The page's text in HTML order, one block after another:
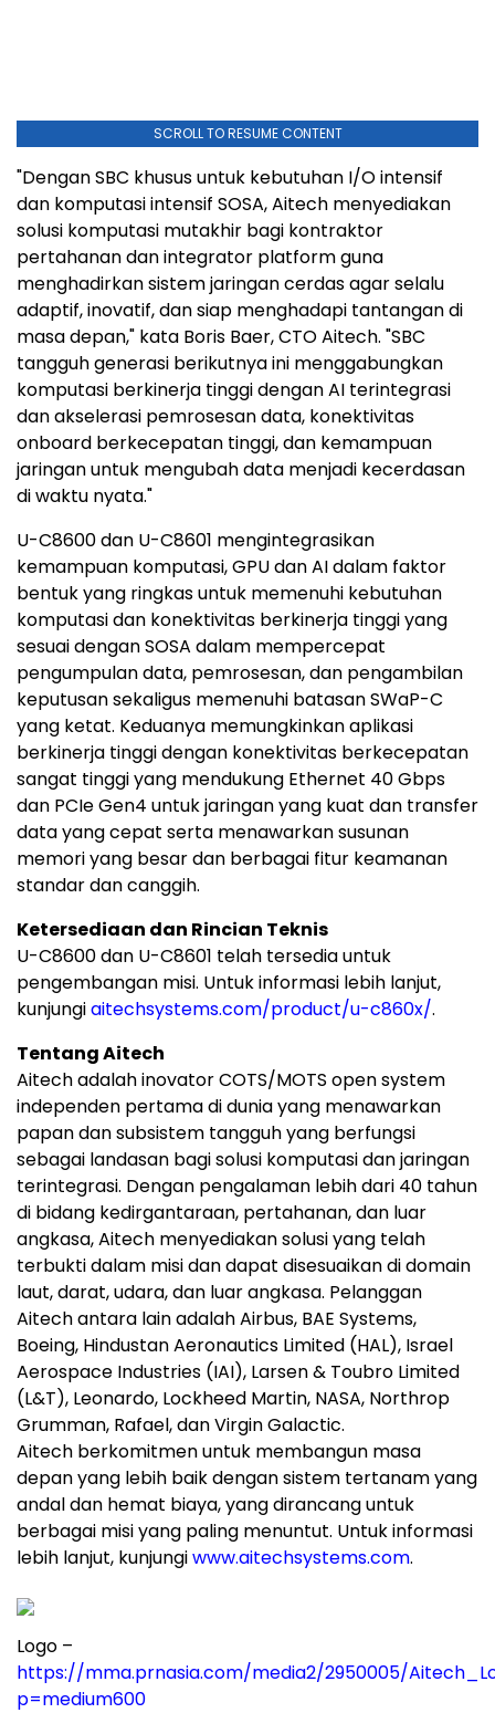
SCROLL TO RESUME CONTENT
"Dengan SBC khusus untuk kebutuhan I/O intensif
dan komputasi intensif SOSA, Aitech menyediakan
solusi komputasi mutakhir bagi kontraktor
pertahanan dan integrator platform guna
menghadirkan sistem jaringan cerdas agar selalu
adaptif, inovatif, dan siap menghadapi tantangan di
masa depan," kata Boris Baer, CTO Aitech. "SBC
tangguh generasi berikutnya ini menggabungkan
komputasi berkinerja tinggi dengan AI terintegrasi
dan akselerasi pemrosesan data, konektivitas
onboard berkecepatan tinggi, dan kemampuan
jaringan untuk mengubah data menjadi kecerdasan
di waktu nyata."
U-C8600 dan U-C8601 mengintegrasikan
kemampuan komputasi, GPU dan AI dalam faktor
bentuk yang ringkas untuk memenuhi kebutuhan
komputasi dan konektivitas berkinerja tinggi yang
sesuai dengan SOSA dalam mempercepat
pengumpulan data, pemrosesan, dan pengambilan
keputusan sekaligus memenuhi batasan SWaP-C
yang ketat. Keduanya memungkinkan aplikasi
berkinerja tinggi dengan konektivitas berkecepatan
sangat tinggi yang mendukung Ethernet 40 Gbps
dan PCIe Gen4 untuk jaringan yang kuat dan transfer
data yang cepat serta menawarkan susunan
memori yang besar dan berbagai fitur keamanan
standar dan canggih.
Ketersediaan dan Rincian Teknis
U-C8600 dan U-C8601 telah tersedia untuk
pengembangan misi. Untuk informasi lebih lanjut,
kunjungiaitechsystems.com/product/u-c860x/.
Tentang Aitech
Aitech adalah inovator COTS/MOTS open system
independen pertama di dunia yang menawarkan
papan dan subsistem tangguh yang berfungsi
sebagai landasan bagi solusi komputasi dan jaringan
terintegrasi. Dengan pengalaman lebih dari 40 tahun
di bidang kedirgantaraan, pertahanan, dan luar
angkasa, Aitech menyediakan solusi yang telah
terbukti dalam misi dan dapat disesuaikan di domain
laut, darat, udara, dan luar angkasa. Pelanggan
Aitech antara lain adalah Airbus, BAE Systems,
Boeing, Hindustan Aeronautics Limited (HAL), Israel
Aerospace Industries (IAI), Larsen & Toubro Limited
(L&T), Leonardo, Lockheed Martin, NASA, Northrop
Grumman, Rafael, dan Virgin Galactic.
Aitech berkomitmen untuk membangun masa
depan yang lebih baik dengan sistem tertanam yang
andal dan hemat biaya, yang dirancang untuk
berbagai misi yang paling menuntut. Untuk informasi
lebih lanjut, kunjungiwww.aitechsystems.com.
Logo –
https://mma.prnasia.com/media2/2950005/
p=medium600